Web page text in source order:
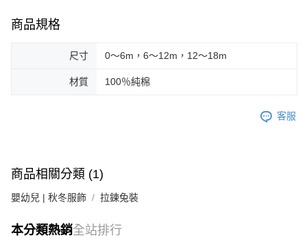
商品規格
尺寸 0～6m，6～12m，12～18m
材質 100％純棉
客服
商品相關分類 (1)
嬰幼兒 | 秋冬服飾 拉鍊兔裝
本分類熱銷全站排行